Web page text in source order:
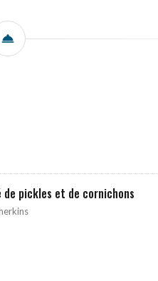
de pickles et de cornichons